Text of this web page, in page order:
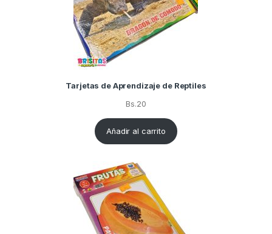
Tarjetas de Aprendizaje de Reptiles
Bs.20
Añadir al carrito